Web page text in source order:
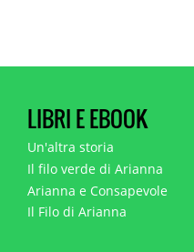
LIBRI E EBOOK
Un'altra storia
Il filo verde di Arianna
Arianna e Consapevole
Il Filo di Arianna